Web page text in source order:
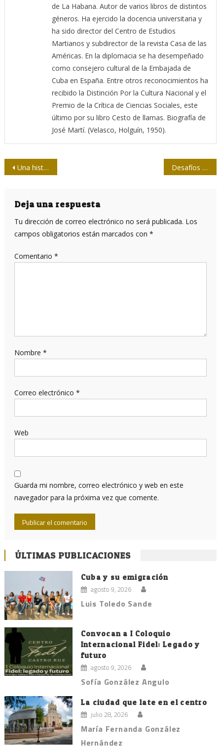
de La Habana. Autor de varios libros de distintos
géneros. Ha ejercido la docencia universitaria y
ha sido director del Centro de Estudios
Martianos y subdirector de la revista Casa de las
Américas. En la diplomacia se ha desempeñado
como consejero cultural de la Embajada de
Cuba en España. Entre otros reconocimientos ha
recibido la Distinción Por la Cultura Nacional y el
Premio de la Crítica de Ciencias Sociales, este
último por su libro Cesto de llamas. Biografía de
José Martí. (Velasco, Holguín, 1950).
Navegación
entradas
Una historia real Desafíos a cuatro décadas y media de vida
Deja una respuesta
Tu dirección de correo electrónico no será publicada. Los
campos obligatorios están marcados con *
Comentario *
Nombre *
Correo electrónico *
Web
Guarda mi nombre, correo electrónico y web en este
navegador para la próxima vez que comente.
ÚLTIMAS PUBLICACIONES
Cuba y su emigración
agosto 9, 2026
Luis Toledo Sande
Convocan a I Coloquio
Internacional Fidel: Legado y
futuro
agosto 9, 2026
Sofía González Angulo
La ciudad que late en el centro
julio 28, 2026
María Fernanda González
Hernández